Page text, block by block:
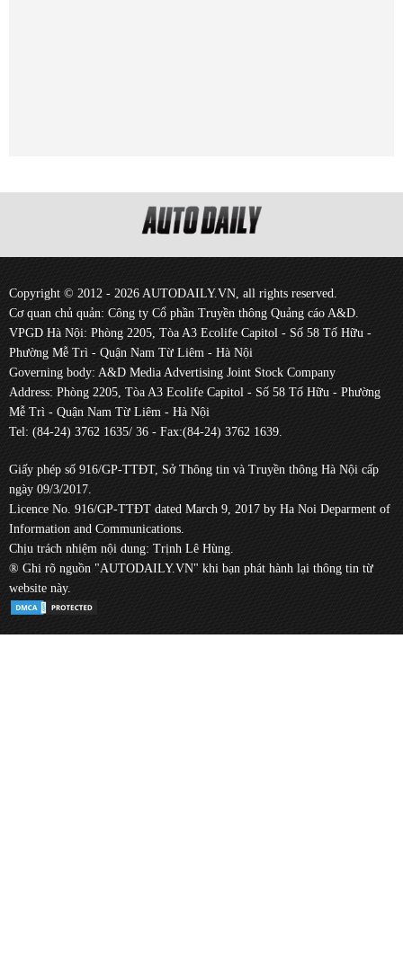
Copyright © 2012 - 2026 AUTODAILY.VN, all rights reserved.
Cơ quan chủ quản: Công ty Cổ phần Truyền thông Quảng cáo A&D.
VPGD Hà Nội: Phòng 2205, Tòa A3 Ecolife Capitol - Số 58 Tố Hữu -
Phường Mễ Trì - Quận Nam Từ Liêm - Hà Nội
Governing body: A&D Media Advertising Joint Stock Company
Address: Phòng 2205, Tòa A3 Ecolife Capitol - Số 58 Tố Hữu - Phường
Mễ Trì - Quận Nam Từ Liêm - Hà Nội
Tel: (84-24) 3762 1635/ 36 - Fax:(84-24) 3762 1639.
Giấy phép số 916/GP-TTĐT, Sở Thông tin và Truyền thông Hà Nội cấp
ngày 09/3/2017.
Licence No. 916/GP-TTĐT dated March 9, 2017 by Ha Noi Deparment of
Information and Communications.
Chịu trách nhiệm nội dung: Trịnh Lê Hùng.
® Ghi rõ nguồn "AUTODAILY.VN" khi bạn phát hành lại thông tin từ
website này.